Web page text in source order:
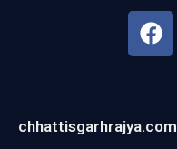
chhattisgarhrajya.com